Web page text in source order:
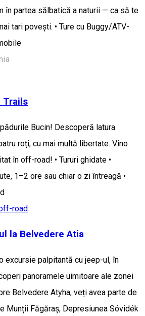
în partea sălbatică a naturii — ca să te
tari povești. • Ture cu Buggy/ATV-
Trails
Bucin! Descoperă latura
roți, cu mai multă libertate. Vino
în off-road! • Tururi ghidate •
1–2 ore sau chiar o zi întreagă •
road
la Belvedere Atia
excursie palpitantă cu jeep-ul, în
panoramele uimitoare ale zonei
Belvedere Atyha, veți avea parte de
Munții Făgăraș, Depresiunea Sóvidék